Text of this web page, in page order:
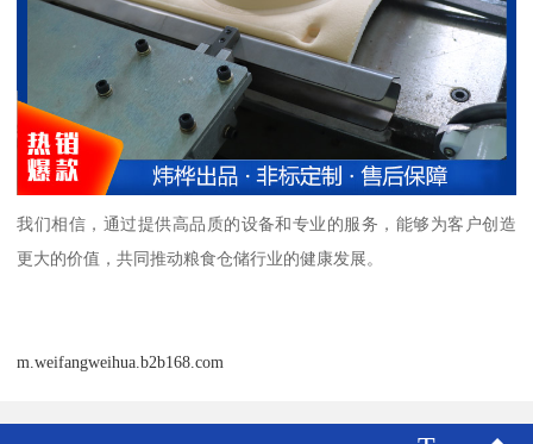
我们相信，通过提供高品质的设备和专业的服务，能够为客户创造
更大的价值，共同推动粮食仓储行业的健康发展。
m.weifangweihua.b2b168.com